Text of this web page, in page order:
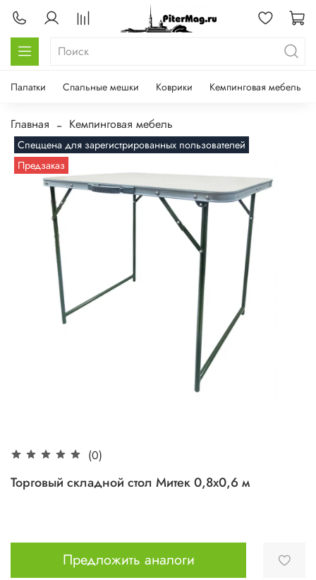
Палатки Спальные мешки Коврики Кемпинговая мебель
Главная Кемпинговая мебель
Спеццена для зарегистрированных пользователей
Предзаказ
(0)
Торговый складной стол Митек 0,8x0,6 м
Предложить аналоги